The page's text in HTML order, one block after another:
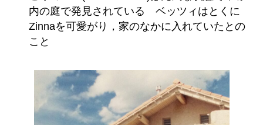
内の庭で発見されている ベッツィはとくに
Zinnaを可愛がり，家のなかに入れていたとの
こと